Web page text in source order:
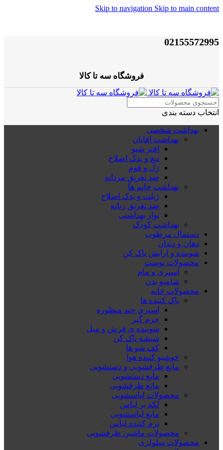
Skip to navigation Skip to main content
02155572995
فروشگاه سه تا کالا
انتخاب دسته بندی
بهداشت شخصی
بهداشت اقایان
افتر شیو
تیغ و یدک اصلاح
ژل و فوم
ضد تعریق مردانه
بهداشت خانم ها
ژیلت و یدک اصلاح
ضد تعریق زنانه
نوار بهداشتی
بهداشت کودک
دستمال مرطوب
دهان و دندان
شوینده و ارایش پاک کن
محصولات پوست
اسپری و مام
شامپو بدن
محصولات خانه
پاک کننده ها
اسپری چند منظوره
جرم گیر
شوینده ی فرش و مبل
شیشه پاک کن
کف شو ها
خوشبو کننده هوا
مایع ظرفشویی و دستشویی
مایع دستشویی
مایع ظرفشویی
محصولات لباسشویی
لکه بر لباس
مایع لباسشویی
نرم کننده لباس
محصولات ماشین ظرفشویی
محصولات سلولزی